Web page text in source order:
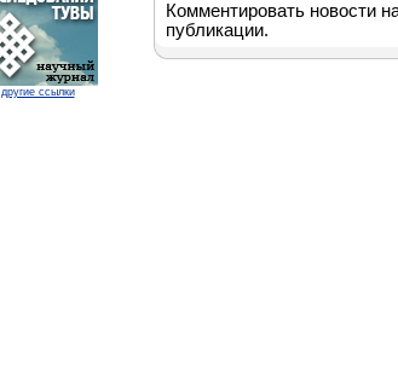
другие ссылки
Комментировать новости
публикации.